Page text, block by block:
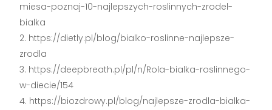
miesa-poznaj-10-najlepszych-roslinnych-zrodel-
bialka
https://dietly.pl/blog/bialko-roslinne-najlepsze-
zrodla
https://deepbreath.pl/pl/n/Rola-bialka-roslinnego-
w-diecie/154
https://biozdrowy.pl/blog/najlepsze-zrodla-bialka-